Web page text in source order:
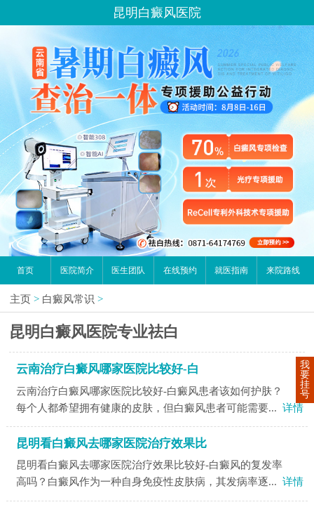
昆明白癜风医院
首页 医院简介 医生团队 在线预约 就医指南 来院路线
主页 > 白癜风常识 >
昆明白癜风医院专业祛白
云南治疗白癜风哪家医院比较好-白
云南治疗白癜风哪家医院比较好-白癜风患者该如何护肤？
每个人都希望拥有健康的皮肤，但白癜风患者可能需要... 详情
昆明看白癜风去哪家医院治疗效果比
昆明看白癜风去哪家医院治疗效果比较好-白癜风的复发率
高吗？白癜风作为一种自身免疫性皮肤病，其发病率逐... 详情
我
要
挂
号